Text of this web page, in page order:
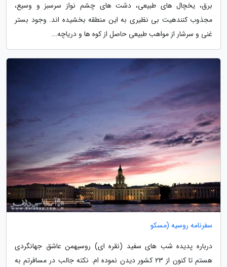
برق، یخچال های طبیعی، دشت های چشم نواز سرسبز و وسیع،
مجذوب کنندهیت بی نظیری به این منطقه بخشیده اند. وجود بستر
غنی و سرشار از مواهب طبیعی حاصل از کوه ها و دریاچه...
سفرنامه روسیه (مسکو
درباره پدیده شب های سفید (نقره ای) روسیهمن عاشق جهانگردی
هستم تا کنون از 23 کشور دیدن نموده ام. نکته جالب در مسافرتم به